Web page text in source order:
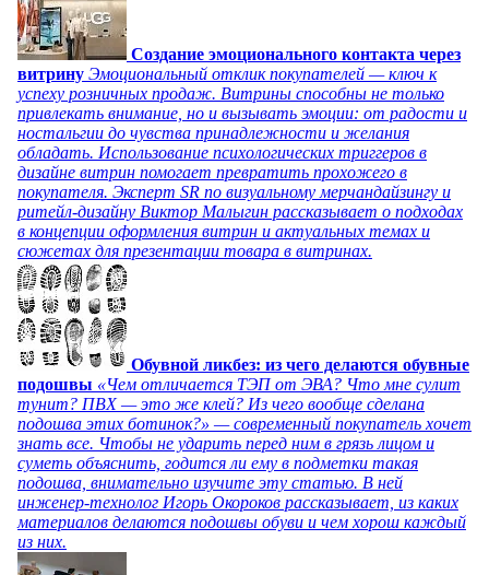
Создание эмоционального контакта через
витрину Эмоциональный отклик покупателей — ключ к
успеху розничных продаж. Витрины способны не только
привлекать внимание, но и вызывать эмоции: от радости и
ностальгии до чувства принадлежности и желания
обладать. Использование психологических триггеров в
дизайне витрин помогает превратить прохожего в
покупателя. Эксперт SR по визуальному мерчандайзингу и
ритейл-дизайну Виктор Малыгин рассказывает о подходах
в концепции оформления витрин и актуальных темах и
сюжетах для презентации товара в витринах.
Обувной ликбез: из чего делаются обувные
подошвы «Чем отличается ТЭП от ЭВА? Что мне сулит
тунит? ПВХ — это же клей? Из чего вообще сделана
подошва этих ботинок?» — современный покупатель хочет
знать все. Чтобы не ударить перед ним в грязь лицом и
суметь объяснить, годится ли ему в подметки такая
подошва, внимательно изучите эту статью. В ней
инженер-технолог Игорь Окороков рассказывает, из каких
материалов делаются подошвы обуви и чем хорош каждый
из них.